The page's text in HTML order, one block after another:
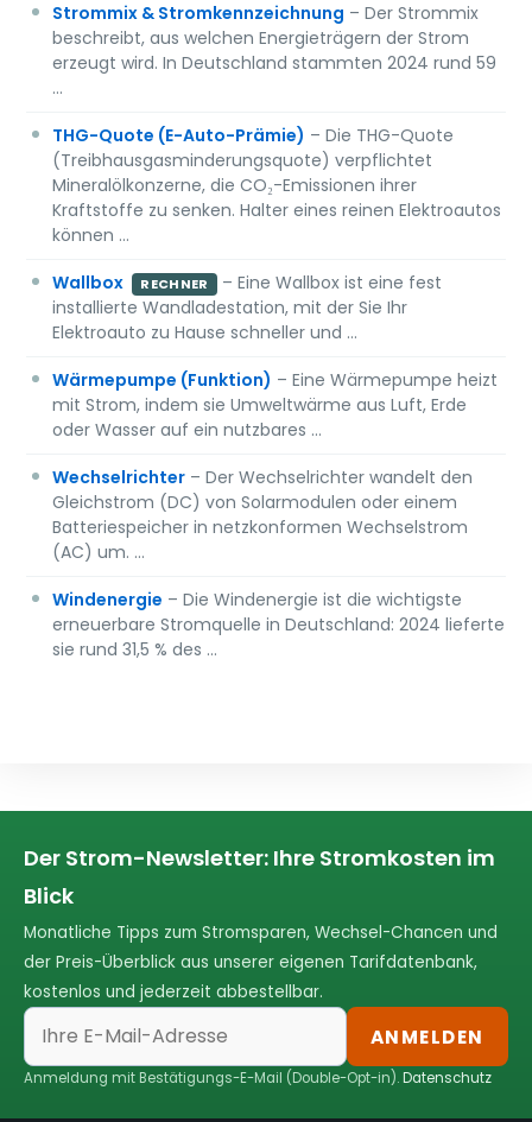
Strommix & Stromkennzeichnung – Der Strommix
beschreibt, aus welchen Energieträgern der Strom
erzeugt wird. In Deutschland stammten 2024 rund 59
…
THG-Quote (E-Auto-Prämie) – Die THG-Quote
(Treibhausgasminderungsquote) verpflichtet
Mineralölkonzerne, die CO₂-Emissionen ihrer
Kraftstoffe zu senken. Halter eines reinen Elektroautos
können …
Wallbox
RECHNER
– Eine Wallbox ist eine fest
installierte Wandladestation, mit der Sie Ihr
Elektroauto zu Hause schneller und …
Wärmepumpe (Funktion) – Eine Wärmepumpe heizt
mit Strom, indem sie Umweltwärme aus Luft, Erde
oder Wasser auf ein nutzbares …
Wechselrichter – Der Wechselrichter wandelt den
Gleichstrom (DC) von Solarmodulen oder einem
Batteriespeicher in netzkonformen Wechselstrom
(AC) um. …
Windenergie – Die Windenergie ist die wichtigste
erneuerbare Stromquelle in Deutschland: 2024 lieferte
sie rund 31,5 % des …
Der Strom-Newsletter: Ihre Stromkosten im
Blick
Monatliche Tipps zum Stromsparen, Wechsel-Chancen und
der Preis-Überblick aus unserer eigenen Tarifdatenbank,
kostenlos und jederzeit abbestellbar.
ANMELDEN
Anmeldung mit Bestätigungs-E-Mail (Double-Opt-in).Datenschutz